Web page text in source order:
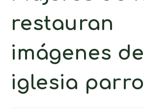
restauran
imágenes
iglesia